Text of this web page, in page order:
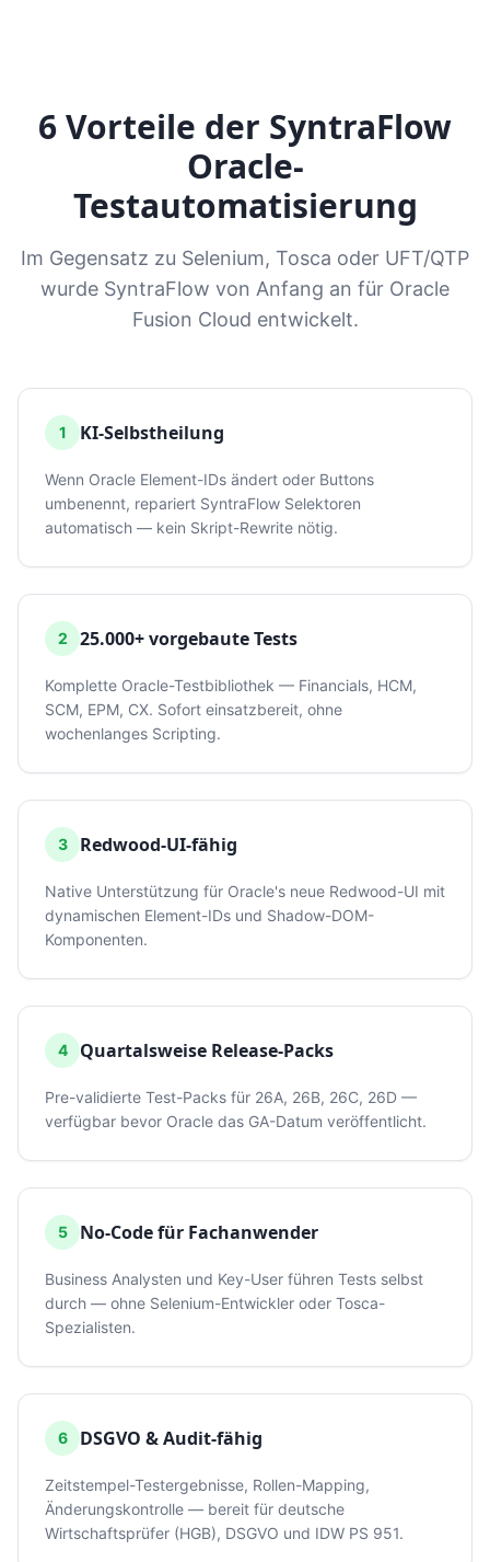
6 Vorteile der SyntraFlow
Oracle-
Testautomatisierung
Im Gegensatz zu Selenium, Tosca oder UFT/QTP
wurde SyntraFlow von Anfang an für Oracle
Fusion Cloud entwickelt.
1 KI-Selbstheilung
Wenn Oracle Element-IDs ändert oder Buttons
umbenennt, repariert SyntraFlow Selektoren
automatisch — kein Skript-Rewrite nötig.
2 25.000+ vorgebaute Tests
Komplette Oracle-Testbibliothek — Financials, HCM,
SCM, EPM, CX. Sofort einsatzbereit, ohne
wochenlanges Scripting.
3 Redwood-UI-fähig
Native Unterstützung für Oracle's neue Redwood-UI mit
dynamischen Element-IDs und Shadow-DOM-
Komponenten.
4 Quartalsweise Release-Packs
Pre-validierte Test-Packs für 26A, 26B, 26C, 26D —
verfügbar bevor Oracle das GA-Datum veröffentlicht.
5 No-Code für Fachanwender
Business Analysten und Key-User führen Tests selbst
durch — ohne Selenium-Entwickler oder Tosca-
Spezialisten.
6 DSGVO & Audit-fähig
Zeitstempel-Testergebnisse, Rollen-Mapping,
Änderungskontrolle — bereit für deutsche
Wirtschaftsprüfer (HGB), DSGVO und IDW PS 951.